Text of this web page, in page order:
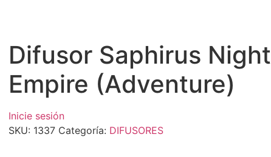
Difusor Saphirus Night
Empire (Adventure)
Inicie sesión
SKU: 1337 Categoría: DIFUSORES